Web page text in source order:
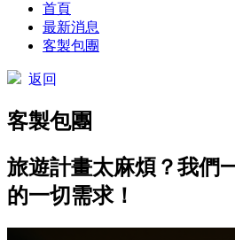
首頁
最新消息
客製包團
返回
客製包團
旅遊計畫太麻煩？我們
的一切需求！